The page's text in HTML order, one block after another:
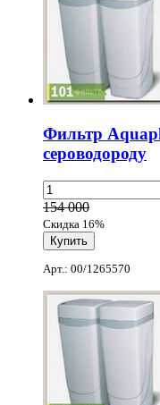
Фильтр
сероводороду
154 000
Скидка 16%
Арт.: 00/1265570